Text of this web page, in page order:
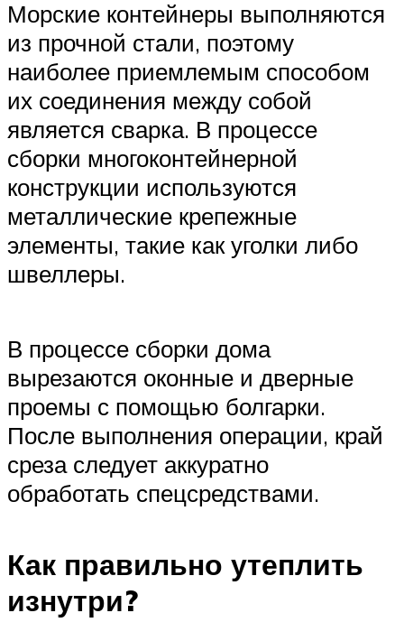
Морские контейнеры выполняются
из прочной стали, поэтому
наиболее приемлемым способом
их соединения между собой
является сварка. В процессе
сборки многоконтейнерной
конструкции используются
металлические крепежные
элементы, такие как уголки либо
швеллеры.
В процессе сборки дома
вырезаются оконные и дверные
проемы с помощью болгарки.
После выполнения операции, край
среза следует аккуратно
обработать спецсредствами.
Как правильно утеплить
изнутри?